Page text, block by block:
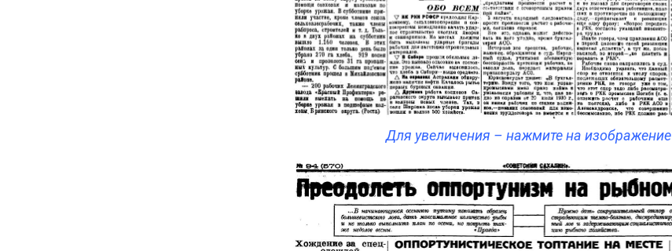
Для увеличения – нажмите на изображение